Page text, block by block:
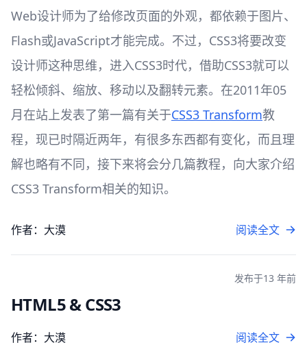
Web设计师为了给修改页面的外观，都依赖于图片、
Flash或JavaScript才能完成。不过，CSS3将要改变
设计师这种思维，进入CSS3时代，借助CSS3就可以
轻松倾斜、缩放、移动以及翻转元素。在2011年05
月在站上发表了第一篇有关于CSS3 Transform教
程，现已时隔近两年，有很多东西都有变化，而且理
解也略有不同，接下来将会分几篇教程，向大家介绍
CSS3 Transform相关的知识。
作者：大漠 阅读全文
发布于13 年前
HTML5 & CSS3
作者：大漠 阅读全文